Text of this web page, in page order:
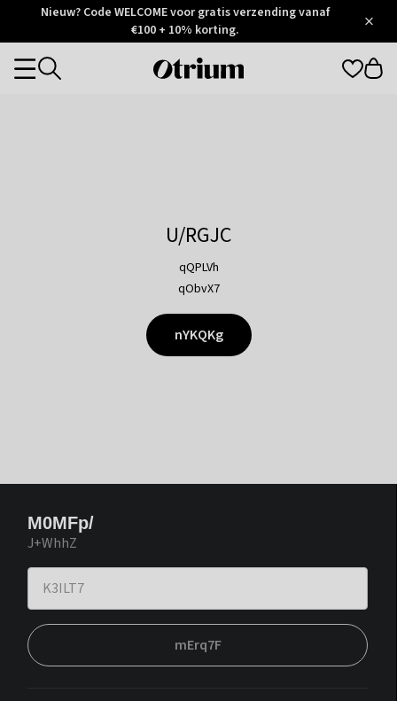
Otrium
Trustpilot
Nieuw? Code WELCOME voor gratis verzending vanaf
€100 + 10% korting.
Otrium
Categories
U/RGJC
qQPLVh
qObvX7
nYKQKg
M0MFp/
J+WhhZ
mErq7F